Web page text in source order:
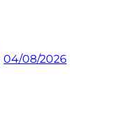
04/08/2026